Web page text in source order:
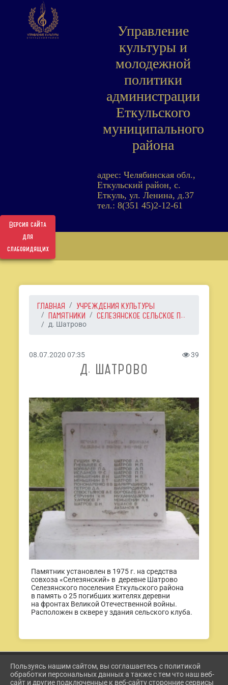
Версия сайта
для
слабовидящих
Управление
культуры и
молодежной
политики
администрации
Еткульского
муниципального
района
адрес: Челябинская обл.,
Еткульский район, с.
Еткуль, ул. Ленина, д.37
тел.: 8(351 45)2-12-61
ГЛАВНАЯ
УЧРЕЖДЕНИЯ КУЛЬТУРЫ
ПАМЯТНИКИ
СЕЛЕЗЯНСКОЕ СЕЛЬСКОЕ П...
д. Шатрово
08.07.2020 07:35 39
Д. ШАТРОВО
Памятник установлен в 1975 г. на средства
совхоза «Селезянский» в деревне Шатрово
Селезянского поселения Еткульского района
в память о 25 погибших жителях деревни
на фронтах Великой Отечественной войны.
Расположен в сквере у здания сельского клуба.
2026 Г. ETKUL-KULTURA.RU
ВХОД
Пользуясь нашим сайтом, вы соглашаетесь с политикой
обработки персональных данных а также с тем что наш веб-
сайт и другие подключенные к веб-сайту сторонние сервисы